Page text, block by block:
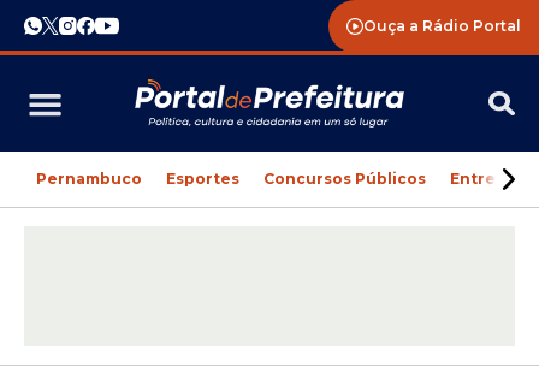
Ouça a Rádio Portal
Pernambuco Esportes Concursos Públicos